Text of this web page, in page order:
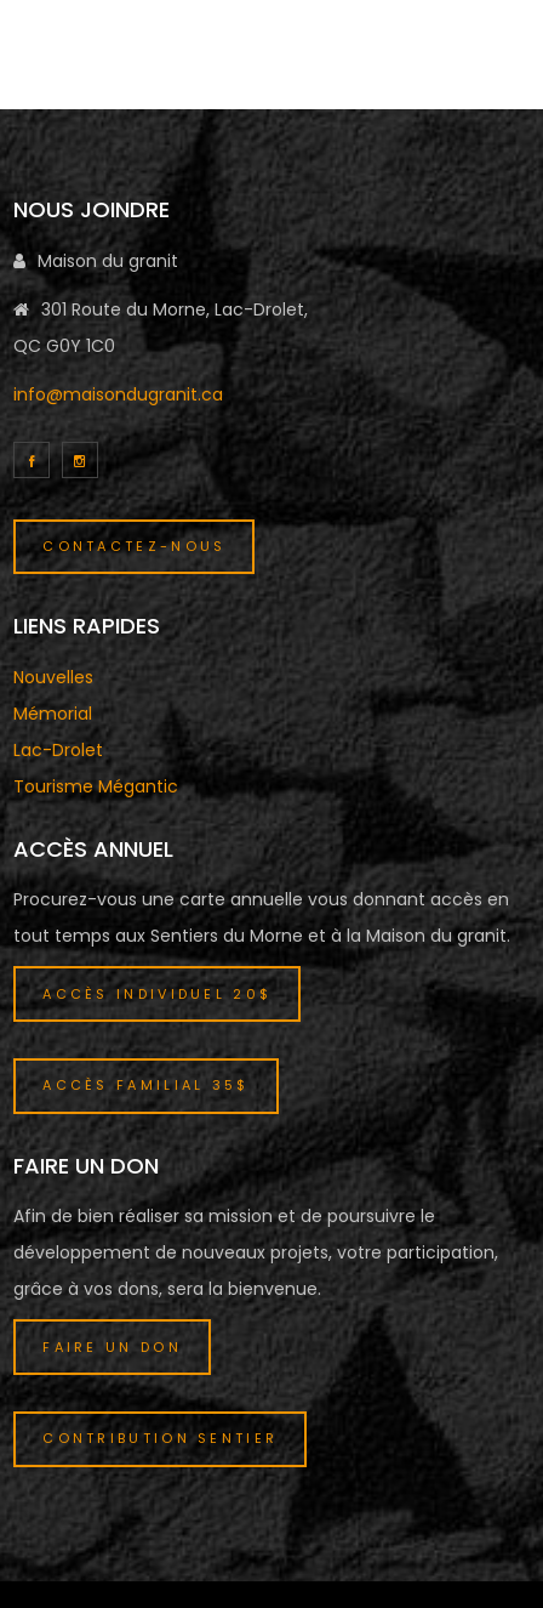
NOUS JOINDRE
Maison du granit
301 Route du Morne, Lac-Drolet,
QC G0Y 1C0
info@maisondugranit.ca
CONTACTEZ-NOUS
LIENS RAPIDES
Nouvelles
Mémorial
Lac-Drolet
Tourisme Mégantic
ACCÈS ANNUEL
Procurez-vous une carte annuelle vous donnant accès en
tout temps aux Sentiers du Morne et à la Maison du granit.
ACCÈS INDIVIDUEL 20$
ACCÈS FAMILIAL 35$
FAIRE UN DON
Afin de bien réaliser sa mission et de poursuivre le
développement de nouveaux projets, votre participation,
grâce à vos dons, sera la bienvenue.
FAIRE UN DON
CONTRIBUTION SENTIER